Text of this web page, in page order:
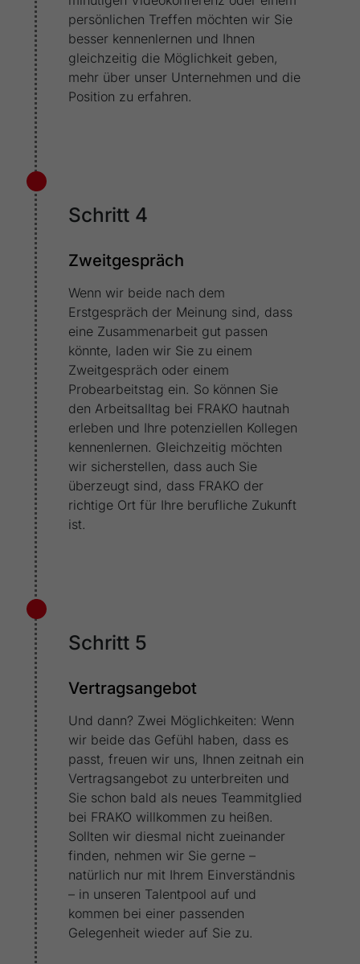
persönlichen Treffen möchten wir Sie
besser kennenlernen und Ihnen
gleichzeitig die Möglichkeit geben,
mehr über unser Unternehmen und die
Position zu erfahren.
Schritt 4
Zweitgespräch
Wenn wir beide nach dem
Erstgespräch der Meinung sind, dass
eine Zusammenarbeit gut passen
könnte, laden wir Sie zu einem
Zweitgespräch oder einem
Probearbeitstag ein. So können Sie
den Arbeitsalltag bei FRAKO hautnah
erleben und Ihre potenziellen Kollegen
kennenlernen. Gleichzeitig möchten
wir sicherstellen, dass auch Sie
überzeugt sind, dass FRAKO der
richtige Ort für Ihre berufliche Zukunft
ist.
Schritt 5
Vertragsangebot
Und dann? Zwei Möglichkeiten: Wenn
wir beide das Gefühl haben, dass es
passt, freuen wir uns, Ihnen zeitnah ein
Vertragsangebot zu unterbreiten und
Sie schon bald als neues Teammitglied
bei FRAKO willkommen zu heißen.
Sollten wir diesmal nicht zueinander
finden, nehmen wir Sie gerne –
natürlich nur mit Ihrem Einverständnis
– in unseren Talentpool auf und
kommen bei einer passenden
Gelegenheit wieder auf Sie zu.